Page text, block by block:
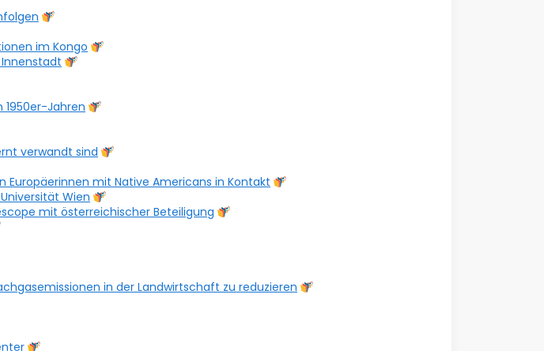
im Kongo
Jahren
verwandt sind
Europäerinnen mit Native Americans in Kontakt
Wien
mit österreichischer Beteiligung
in der Landwirtschaft zu reduzieren